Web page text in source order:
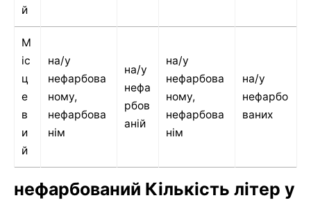
й
М
іс
ц
е
в
и
й
на/у
нефарбова
ному,
нефарбова
нім
на/у
нефа
рбов
аній
на/у
нефарбова
ному,
нефарбова
нім
на/у
нефарбо
ваних
нефарбований Кількість літер у